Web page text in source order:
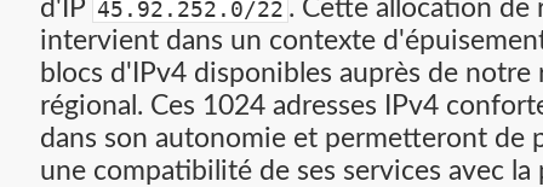
d'IP 45.92.252.0/22 . Cette allocation de
intervient dans un contexte
blocs d'IPv4 disponibles auprès de
régional. Ces 1024 adresses IPv4
dans son autonomie et permetteront de
une compatibilité de ses services avec la